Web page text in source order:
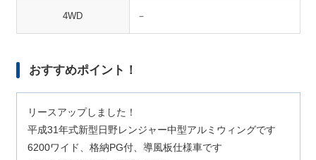
4WD －
おすすめポイント！
リースアップしました！
平成31年式新型日野レンジャー中型アルミウィングです
6200ワイド、格納PG付、導風板仕様車です